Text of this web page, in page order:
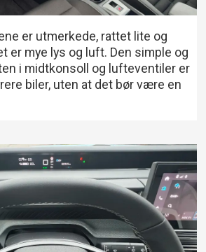
er utmerkede, rattet lite og
er mye lys og luft. Den simple og
i midtkonsoll og lufteventiler er
biler, uten at det bør være en